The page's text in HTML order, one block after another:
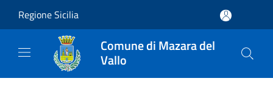
Regione Sicilia
Comune di Mazara del
Vallo